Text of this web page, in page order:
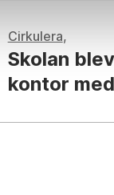
Cirkulera
Skolan
kontor